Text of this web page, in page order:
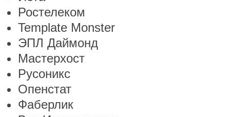
Ростелеком
Template Monster
ЭПЛ Даймонд
Мастерхост
Русоникс
Опенстат
Фаберлик